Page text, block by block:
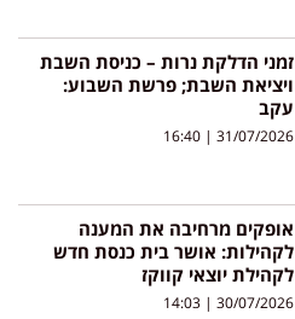
זמני הדלקת נרות – כניסת השבת
ויציאת השבת; פרשת השבוע:
עקב
31/07/2026
אופקים מרחיבה את המענה
לקהילות: אושר בית כנסת חדש
לקהילת יוצאי קווקז
30/07/2026